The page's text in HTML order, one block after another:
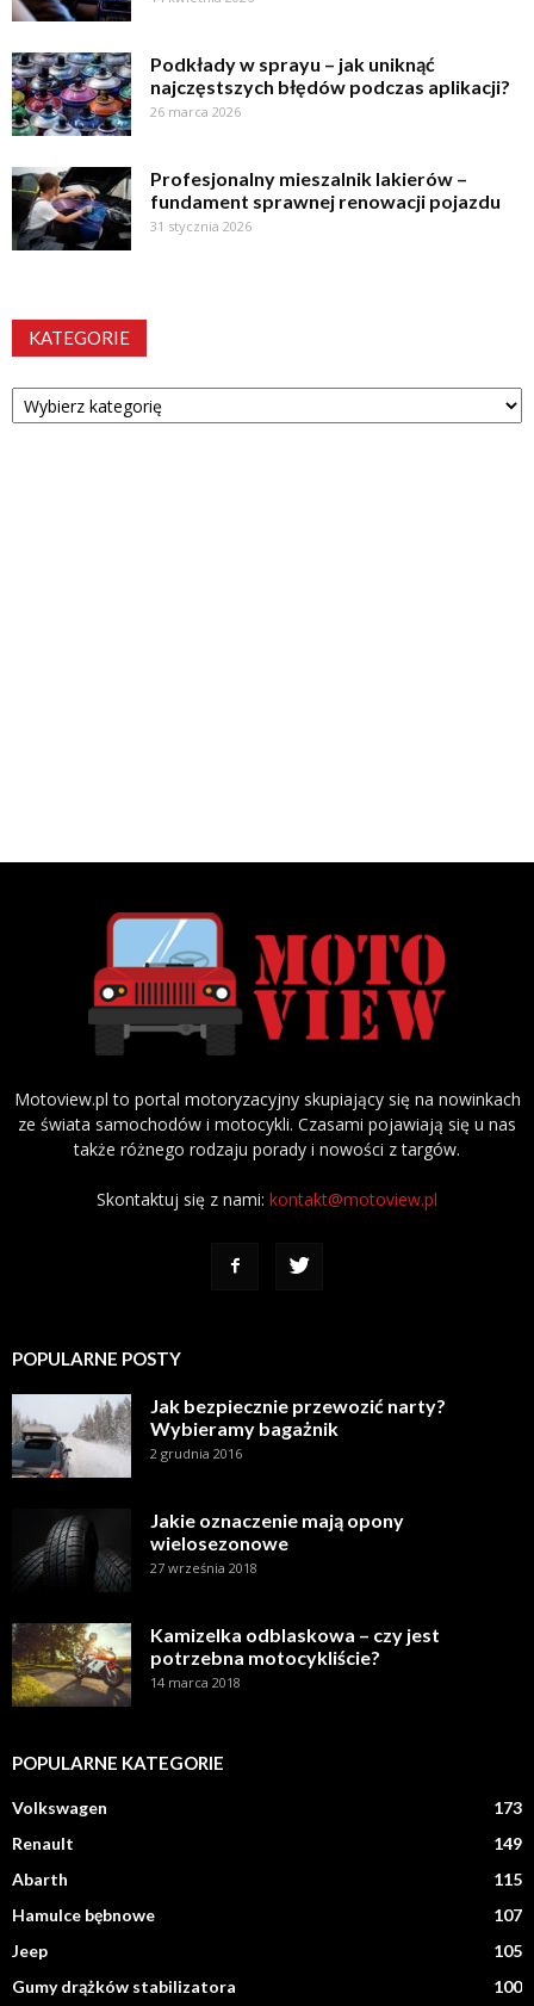
Podkłady w sprayu – jak uniknąć
najczęstszych błędów podczas aplikacji?
26 marca 2026
Profesjonalny mieszalnik lakierów –
fundament sprawnej renowacji pojazdu
31 stycznia 2026
KATEGORIE
Kategorie
Motoview.pl to portal motoryzacyjny skupiający się na nowinkach
ze świata samochodów i motocykli. Czasami pojawiają się u nas
także różnego rodzaju porady i nowości z targów.
Skontaktuj się z nami: kontakt@motoview.pl
POPULARNE POSTY
Jak bezpiecznie przewozić narty?
Wybieramy bagażnik
2 grudnia 2016
Jakie oznaczenie mają opony
wielosezonowe
27 września 2018
Kamizelka odblaskowa – czy jest
potrzebna motocykliście?
14 marca 2018
POPULARNE KATEGORIE
Volkswagen
173
Renault
149
Abarth
115
Hamulce bębnowe
107
Jeep
105
Gumy drążków stabilizatora
100